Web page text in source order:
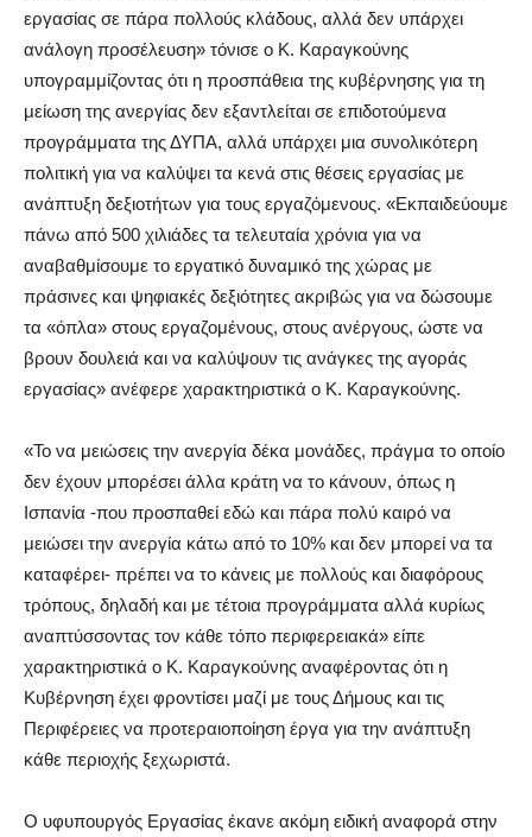
εργασίας σε πάρα πολλούς κλάδους, αλλά δεν υπάρχει
ανάλογη προσέλευση» τόνισε ο Κ. Καραγκούνης
υπογραμμίζοντας ότι η προσπάθεια της κυβέρνησης για τη
μείωση της ανεργίας δεν εξαντλείται σε επιδοτούμενα
προγράμματα της ΔΥΠΑ, αλλά υπάρχει μια συνολικότερη
πολιτική για να καλύψει τα κενά στις θέσεις εργασίας με
ανάπτυξη δεξιοτήτων για τους εργαζόμενους. «Εκπαιδεύουμε
πάνω από 500 χιλιάδες τα τελευταία χρόνια για να
αναβαθμίσουμε το εργατικό δυναμικό της χώρας με
πράσινες και ψηφιακές δεξιότητες ακριβώς για να δώσουμε
τα «όπλα» στους εργαζομένους, στους ανέργους, ώστε να
βρουν δουλειά και να καλύψουν τις ανάγκες της αγοράς
εργασίας» ανέφερε χαρακτηριστικά ο Κ. Καραγκούνης.
«Το να μειώσεις την ανεργία δέκα μονάδες, πράγμα το οποίο
δεν έχουν μπορέσει άλλα κράτη να το κάνουν, όπως η
Ισπανία -που προσπαθεί εδώ και πάρα πολύ καιρό να
μειώσει την ανεργία κάτω από το 10% και δεν μπορεί να τα
καταφέρει- πρέπει να το κάνεις με πολλούς και διαφόρους
τρόπους, δηλαδή και με τέτοια προγράμματα αλλά κυρίως
αναπτύσσοντας τον κάθε τόπο περιφερειακά» είπε
χαρακτηριστικά ο Κ. Καραγκούνης αναφέροντας ότι η
Κυβέρνηση έχει φροντίσει μαζί με τους Δήμους και τις
Περιφέρειες να προτεραιοποίηση έργα για την ανάπτυξη
κάθε περιοχής ξεχωριστά.
Ο υφυπουργός Εργασίας έκανε ακόμη ειδική αναφορά στην